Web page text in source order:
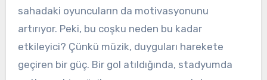
sahadaki oyuncuların da motivasyonunu
artırıyor. Peki, bu coşku neden bu kadar
etkileyici? Çünkü müzik, duyguları harekete
geçiren bir güç. Bir gol atıldığında, stadyumda